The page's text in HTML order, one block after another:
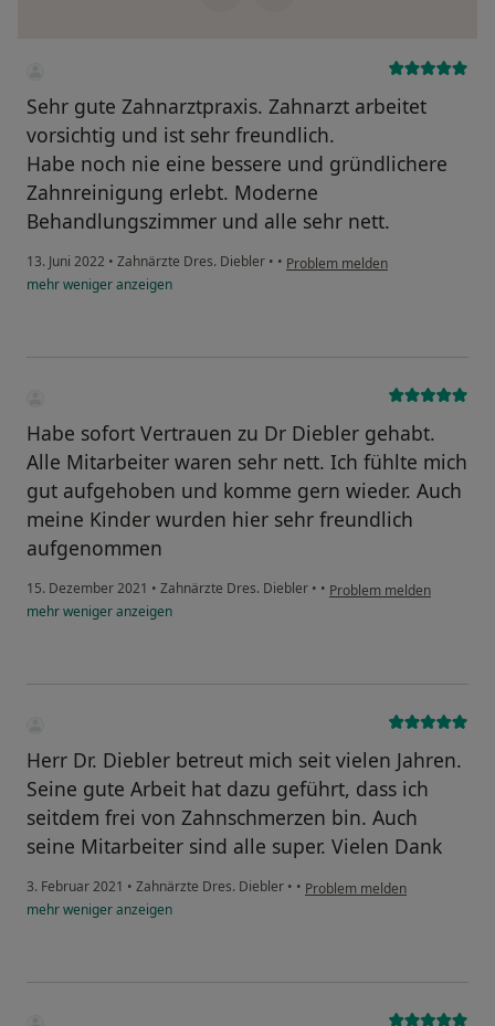
Sehr gute Zahnarztpraxis. Zahnarzt arbeitet
vorsichtig und ist sehr freundlich.
Habe noch nie eine bessere und gründlichere
Zahnreinigung erlebt. Moderne
Behandlungszimmer und alle sehr nett.
13. Juni 2022 • Zahnärzte Dres. Diebler • • Problem melden
mehrwenigeranzeigen
Habe sofort Vertrauen zu Dr Diebler gehabt.
Alle Mitarbeiter waren sehr nett. Ich fühlte mich
gut aufgehoben und komme gern wieder. Auch
meine Kinder wurden hier sehr freundlich
aufgenommen
15. Dezember 2021 • Zahnärzte Dres. Diebler • • Problem melden
mehrwenigeranzeigen
Herr Dr. Diebler betreut mich seit vielen Jahren.
Seine gute Arbeit hat dazu geführt, dass ich
seitdem frei von Zahnschmerzen bin. Auch
seine Mitarbeiter sind alle super. Vielen Dank
3. Februar 2021 • Zahnärzte Dres. Diebler • • Problem melden
mehrwenigeranzeigen